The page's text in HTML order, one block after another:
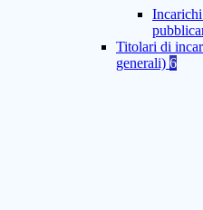
Titolari di
generali) 6